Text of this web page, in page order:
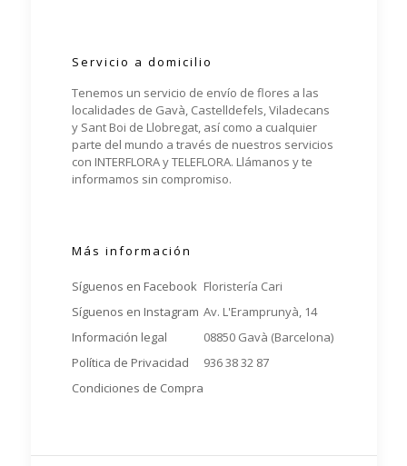
Servicio a domicilio
Tenemos un servicio de envío de flores a las
localidades de Gavà, Castelldefels, Viladecans
y Sant Boi de Llobregat, así como a cualquier
parte del mundo a través de nuestros servicios
con INTERFLORA y TELEFLORA. Llámanos y te
informamos sin compromiso.
Más información
Síguenos en Facebook
Síguenos en Instagram
Información legal
Política de Privacidad
Condiciones de Compra
Floristería Cari
Av. L'Eramprunyà, 14
08850 Gavà (Barcelona)
936 38 32 87